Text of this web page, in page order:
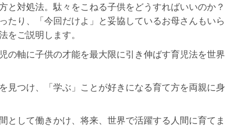
と対処法。駄々をこねる子供をどうすればいいのか？
たり、「今回だけよ」と妥協しているお母さんもいら
をご説明します。
の軸に子供の才能を最大限に引き伸ばす育児法を世界
見つけ、「学ぶ」ことが好きになる育て方を両親に身
として働きかけ、将来、世界で活躍する人間に育てま